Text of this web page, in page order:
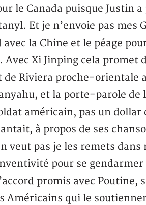
le Canada puisque Justin
Et je n’envoie pas mes
la Chine et le péage
Xi Jinping cela promet
de Riviera proche-orientale
et la porte-parole de
américain, pas un dollar
à propos de ses
veut pas je les remets
pour se gendarmer
promis avec Poutine,
Américains qui le